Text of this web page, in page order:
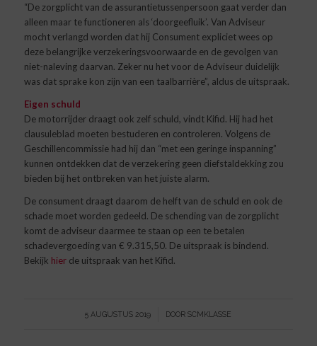
“De zorgplicht van de assurantietussenpersoon gaat verder dan
alleen maar te functioneren als ‘doorgeefluik’. Van Adviseur
mocht verlangd worden dat hij Consument expliciet wees op
deze belangrijke verzekeringsvoorwaarde en de gevolgen van
niet-naleving daarvan. Zeker nu het voor de Adviseur duidelijk
was dat sprake kon zijn van een taalbarrière”, aldus de uitspraak.
Eigen schuld
De motorrijder draagt ook zelf schuld, vindt Kifid. Hij had het
clausuleblad moeten bestuderen en controleren. Volgens de
Geschillencommissie had hij dan “met een geringe inspanning”
kunnen ontdekken dat de verzekering geen diefstaldekking zou
bieden bij het ontbreken van het juiste alarm.
De consument draagt daarom de helft van de schuld en ook de
schade moet worden gedeeld. De schending van de zorgplicht
komt de adviseur daarmee te staan op een te betalen
schadevergoeding van € 9.315,50. De uitspraak is bindend.
Bekijk hierde uitspraak van het Kifid.
5 AUGUSTUS 2019
/ DOORSCMKLASSE